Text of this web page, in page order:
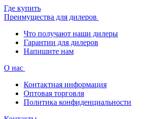
Где купить
Преимущества для дилеров
Что получают наши дилеры
Гарантии для дилеров
Напишите нам
О нас
Контактная информация
Оптовая торговля
Политика конфиденциальности